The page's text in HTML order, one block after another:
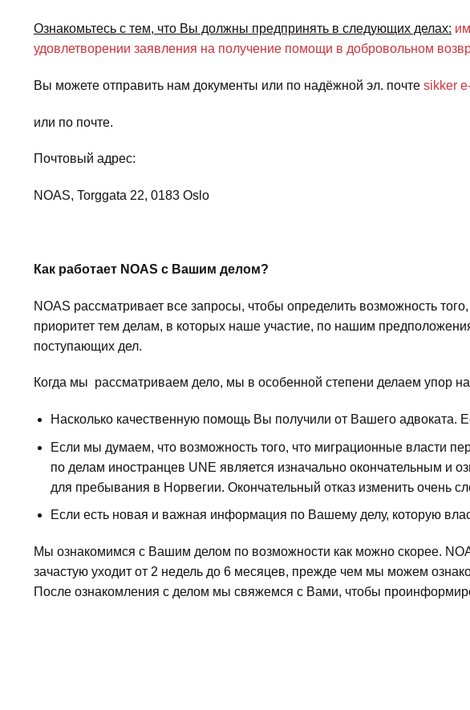
Ознакомьтесь с тем, что Вы должны предпринять в следующих делах:
удовлетворении заявления на получение помощи в добровольном
Вы можете отправить нам документы или по надёжной эл. почте sikker
или по почте.
Почтовый адрес:
NOAS, Torggata 22, 0183 Oslo
Как работает NOAS с Вашим делом?
NOAS рассматривает все запросы, чтобы определить возможность
приоритет тем делам, в которых наше участие, по нашим
поступающих дел.
Когда мы рассматриваем дело, мы в особенной степени делаем упор
Насколько качественную помощь Вы получили от Вашего адвоката.
Если мы думаем, что возможность того, что миграционные власти
по делам иностранцев UNE является изначально окончательным и
для пребывания в Норвегии. Окончательный отказ изменить очень
Если есть новая и важная информация по Вашему делу, которую
Мы ознакомимся с Вашим делом по возможности как можно скорее.
зачастую уходит от 2 недель до 6 месяцев, прежде чем мы можем
После ознакомления с делом мы свяжемся с Вами, чтобы